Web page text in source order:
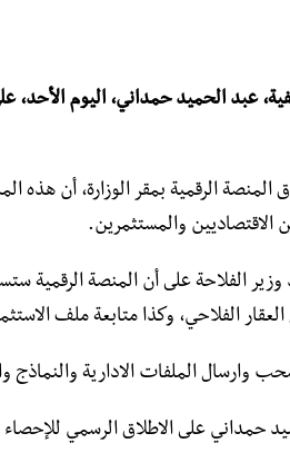
عبد الحميد حمداني، اليوم الأحد،
الرقمية بمقر الوزارة، أن هذه
الاقتصاديين والمستثمرين.
الفلاحة على أن المنصة الرقمية
الفلاحي، وكذا متابعة ملف
وارسال الملفات الادارية والنماذج
حمداني على الاطلاق الرسمي